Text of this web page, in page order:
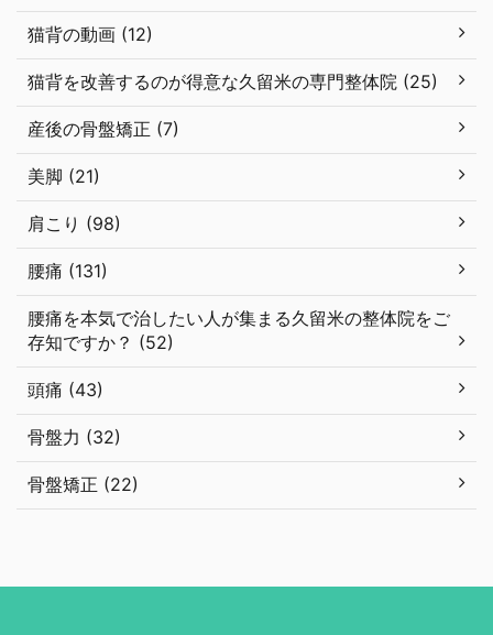
猫背の動画 (12)
猫背を改善するのが得意な久留米の専門整体院 (25)
産後の骨盤矯正 (7)
美脚 (21)
肩こり (98)
腰痛 (131)
腰痛を本気で治したい人が集まる久留米の整体院をご
存知ですか？ (52)
頭痛 (43)
骨盤力 (32)
骨盤矯正 (22)